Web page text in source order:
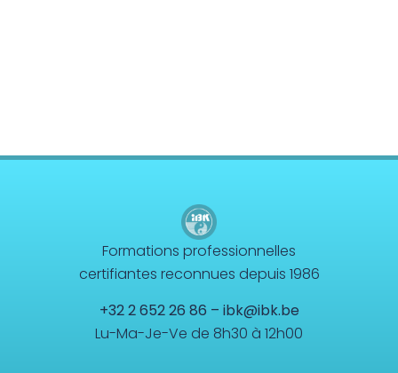
Formations professionnelles
certifiantes reconnues depuis 1986
+32 2 652 26 86 – ibk@ibk.be
Lu-Ma-Je-Ve de 8h30 à 12h00